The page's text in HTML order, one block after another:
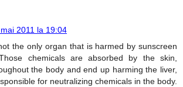
2011 la 19:04
the only organ that is harmed by sunscreen
chemicals are absorbed by the skin,
the body and end up harming the liver,
for neutralizing chemicals in the body.